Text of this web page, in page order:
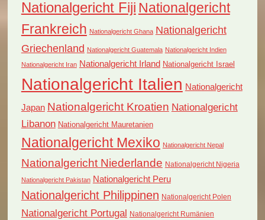
Nationalgericht Fiji Nationalgericht
Frankreich Nationalgericht Ghana Nationalgericht
Griechenland Nationalgericht Guatemala Nationalgericht Indien
Nationalgericht Iran Nationalgericht Irland Nationalgericht Israel
Nationalgericht Italien Nationalgericht
Japan Nationalgericht Kroatien Nationalgericht
Libanon Nationalgericht Mauretanien
Nationalgericht Mexiko Nationalgericht Nepal
Nationalgericht Niederlande Nationalgericht Nigeria
Nationalgericht Pakistan Nationalgericht Peru
Nationalgericht Philippinen Nationalgericht Polen
Nationalgericht Portugal Nationalgericht Rumänien